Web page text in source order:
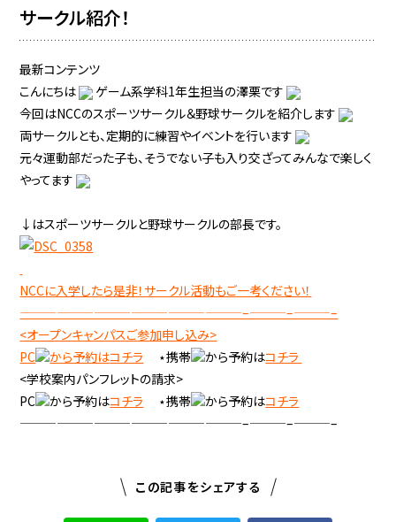
サークル紹介！
最新コンテンツ
こんにちは
ゲーム系学科1年生担当の澤栗です
今回はNCCのスポーツサークル＆野球サークルを紹介します
両サークルとも、定期的に練習やイベントを行います
元々運動部だった子も、そうでない子も入り交ざってみんなで楽しく
やってます
↓はスポーツサークルと野球サークルの部長です。
NCCに入学したら是非！サークル活動もご一考ください！
——————————————————–———–———–
<オープンキャンパスご参加申し込み>
PC
から予約はコチラ ⋆携帯 から予約はコチラ
<学校案内パンフレットの請求>
PC
から予約はコチラ ⋆携帯 から予約はコチラ
——————————————————–———–———–
この記事をシェアする